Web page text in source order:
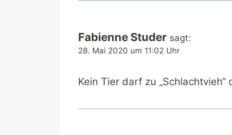
Fabienne Studer sagt:
28. Mai 2020 um 11:02 Uhr
Kein Tier darf zu